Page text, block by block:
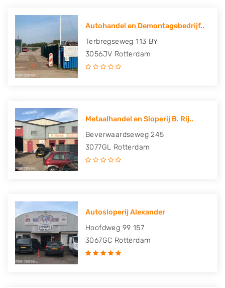
Autohandel en Demontagebedrijf..
Terbregseweg 113 BY
3056JV Rotterdam
Metaalhandel en Sloperij B. Rij..
Beverwaardseweg 245
3077GL Rotterdam
Autosloperij Alexander
Hoofdweg 99 157
3067GC Rotterdam